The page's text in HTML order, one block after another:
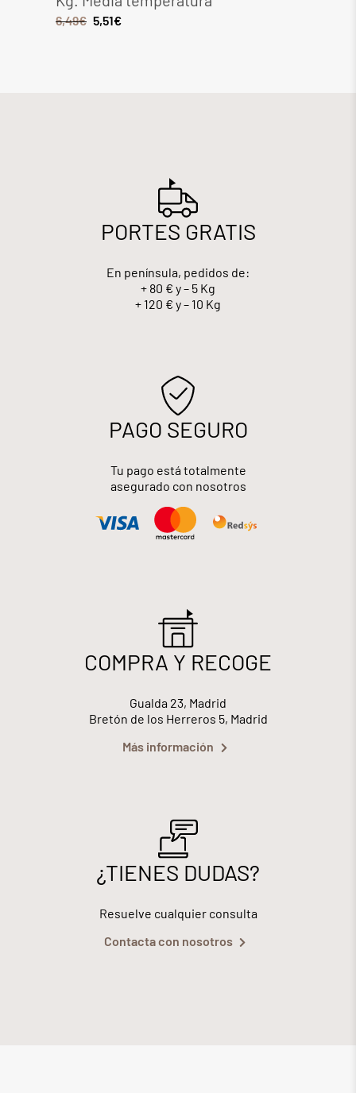
6,49€ 5,51€
PORTES GRATIS
En península, pedidos de:
+ 80 € y – 5 Kg
+ 120 € y – 10 Kg
PAGO SEGURO
Tu pago está totalmente
asegurado con nosotros
COMPRA Y RECOGE
Gualda 23, Madrid
Bretón de los Herreros 5, Madrid
Más información
¿TIENES DUDAS?
Resuelve cualquier consulta
Contacta con nosotros